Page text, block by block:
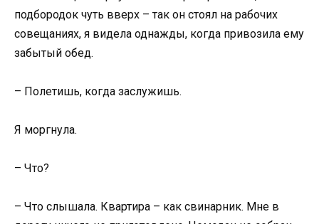
подбородок чуть вверх – так он стоял на рабочих
совещаниях, я видела однажды, когда привозила ему
забытый обед.
– Полетишь, когда заслужишь.
Я моргнула.
– Что?
– Что слышала. Квартира – как свинарник. Мне в